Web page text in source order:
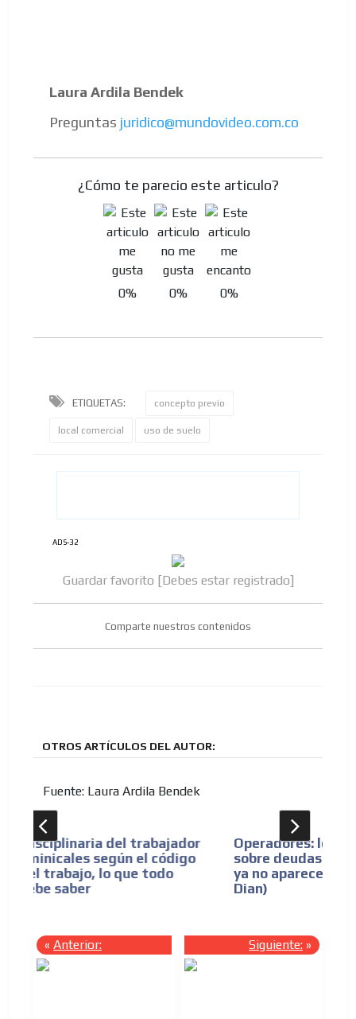
Laura Ardila Bendek
Preguntas juridico@mundovideo.com.co
¿Cómo te parecio este articulo?
0% 0% 0%
ETIQUETAS: concepto previo
local comercial uso de suelo
ADS-32
Guardar favorito [Debes estar registrado]
Comparte nuestros contenidos
OTROS ARTÍCULOS DEL AUTOR:
Fuente: Laura Ardila Bendek
Operadores: lo que nadie le explica
sobre deudas viejas (y por qué algunas
ya no aparecen en el sistema de la
Dian)
« Anterior: Siguiente: »